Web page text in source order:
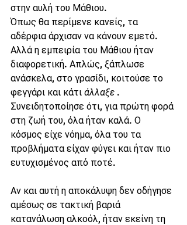
στην αυλή του Μάθιου.
Όπως θα περίμενε κανείς, τα
αδέρφια άρχισαν να κάνουν εμετό.
Αλλά η εμπειρία του Μάθιου ήταν
διαφορετική. Απλώς, ξάπλωσε
ανάσκελα, στο γρασίδι, κοιτούσε το
φεγγάρι και κάτι άλλαξε .
Συνειδητοποίησε ότι, για πρώτη φορά
στη ζωή του, όλα ήταν καλά. Ο
κόσμος είχε νόημα, όλα του τα
προβλήματα είχαν φύγει και ήταν πιο
ευτυχισμένος από ποτέ.
Αν και αυτή η αποκάλυψη δεν οδήγησε
αμέσως σε τακτική βαριά
κατανάλωση αλκοόλ, ήταν εκείνη τη